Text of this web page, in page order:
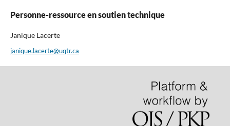
Personne-ressource en soutien technique
Janique Lacerte
janique.lacerte@uqtr.ca